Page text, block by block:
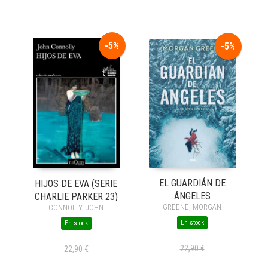
-5%
HIJOS DE EVA (SERIE
CHARLIE PARKER 23)
CONNOLLY, JOHN
En stock
22,90 €
-5%
EL GUARDIÁN DE
ÁNGELES
GREENE, MORGAN
En stock
22,90 €